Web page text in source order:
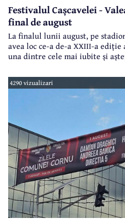
Festivalul Cașcavelei -
final de august
La finalul lunii august, pe
avea loc ce-a de-a XXIII-a ediție
una dintre cele mai iubite și
4290 vizualizari